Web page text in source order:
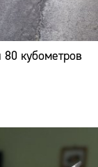
кубометров